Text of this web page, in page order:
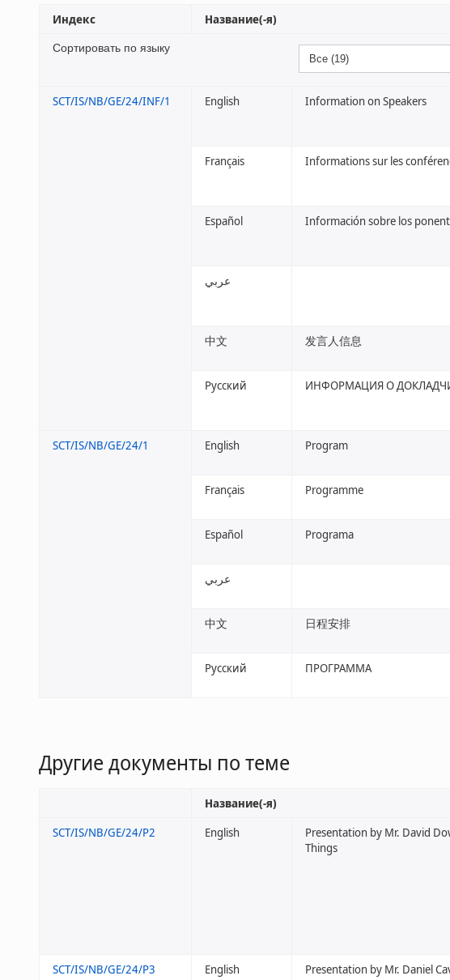
Сортировать по языку
Индекс Название(-я)
SCT/IS/NB/GE/24/INF/1 English Information on Speakers
Français Informations sur les
Español Información sobre los
عربي
中文 发言人信息
Русский ИНФОРМАЦИЯ О
SCT/IS/NB/GE/24/1 English Program
Français Programme
Español Programa
عربي
中文 日程安排
Русский ПРОГРАММА
Другие документы по теме
Название(-я)
SCT/IS/NB/GE/24/P2
English
Presentation by Mr. David
Things
SCT/IS/NB/GE/24/P3 English Presentation by Mr. Daniel